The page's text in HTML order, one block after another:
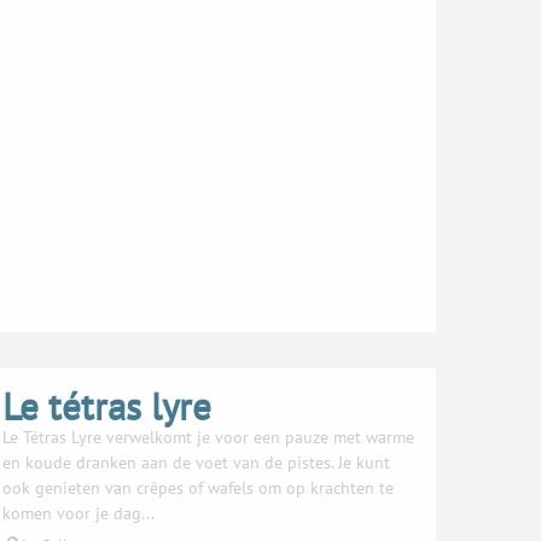
Le tétras lyre
Le Tétras Lyre verwelkomt je voor een pauze met warme
en koude dranken aan de voet van de pistes. Je kunt
ook genieten van crêpes of wafels om op krachten te
komen voor je dag...